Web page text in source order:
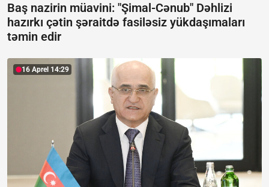
Baş nazirin müavini: "Şimal-Cənub" Dəhlizi
hazırkı çətin şəraitdə fasiləsiz yükdaşımaları
təmin edir
16 Aprel 14:29